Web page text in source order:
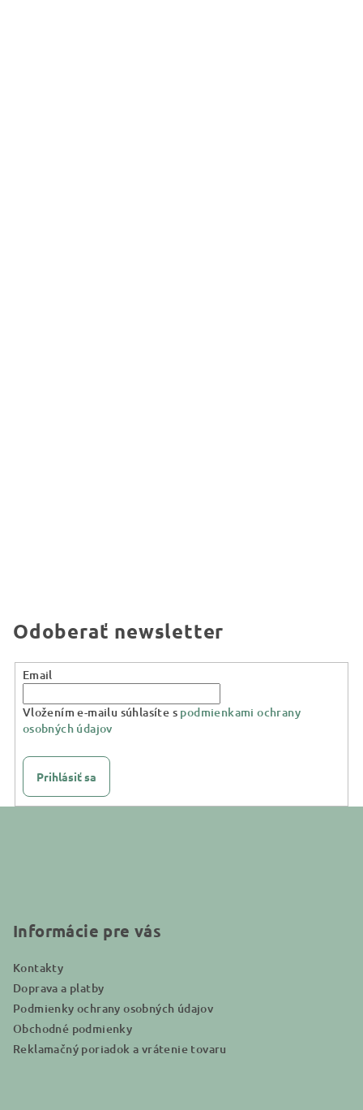
Odoberať newsletter
Email
Vložením e-mailu súhlasíte s podmienkami ochrany
osobných údajov
Prihlásiť sa
Informácie pre vás
Kontakty
Doprava a platby
Podmienky ochrany osobných údajov
Obchodné podmienky
Reklamačný poriadok a vrátenie tovaru